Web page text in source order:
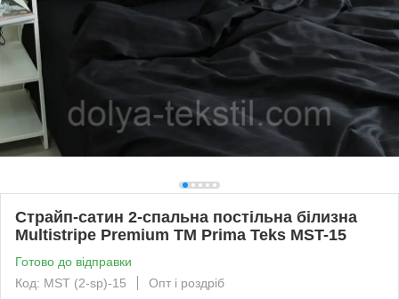
Страйп-сатин 2-спальна постільна білизна
Multistripe Premium ТМ Prima Teks MST-15
Готово до відправки
Код: MST (2-sp)-15
Опт і роздріб